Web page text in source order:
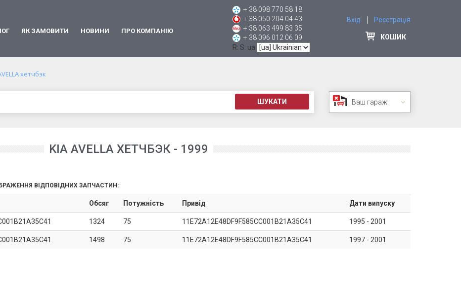
ЯК ЗАМОВИТИ НОВИНИ ПРО КОМПАНІЮ
+ 38 098 770 58 18
+ 38 050 204 04 43
+ 38 063 499 83 35
+ 38 096 012 06 09
R: S: ua
Вхід Реєстрація
КОШИК
хетчбэк
ШУКАТИ Ваш гараж
KIA AVELLA ХЕТЧБЭК - 1999
ВІДПОВІДНИХ ЗАПЧАСТИН:
Обсяг Потужність Привід Дати випуску
1324 75 11E72A12E48DF9F585CC001B21A35C41 1995 - 2001
1498 75 11E72A12E48DF9F585CC001B21A35C41 1997 - 2001